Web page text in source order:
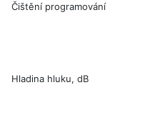
Čištění programování
Hladina hluku, dB